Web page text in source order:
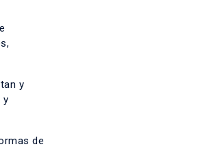
y
y
de